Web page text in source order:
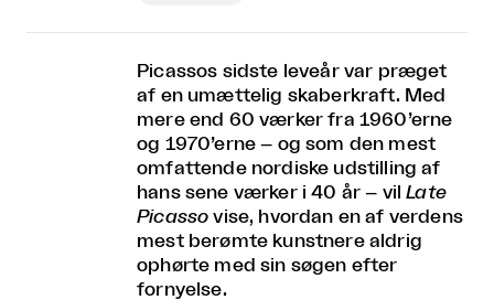
Picassos sidste leveår var præget
af en umættelig skaberkraft. Med
mere end 60 værker fra 1960’erne
og 1970’erne – og som den mest
omfattende nordiske udstilling af
hans sene værker i 40 år – vilLate
Picasso vise, hvordan en af verdens
mest berømte kunstnere aldrig
ophørte med sin søgen efter
fornyelse.